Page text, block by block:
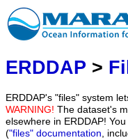
ERDDAP >
ERDDAP's "files" system
WARNING! The dataset's
elsewhere in ERDDAP!
("files" documentation,